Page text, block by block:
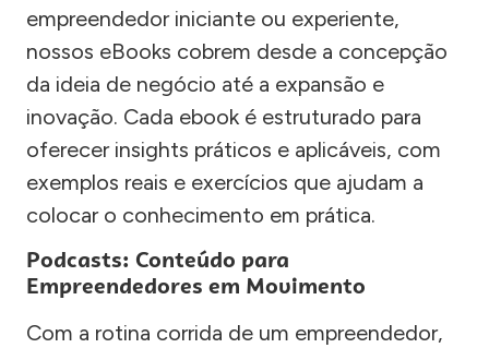
empreendedor iniciante ou experiente,
nossos eBooks cobrem desde a concepção
da ideia de negócio até a expansão e
inovação. Cada ebook é estruturado para
oferecer insights práticos e aplicáveis, com
exemplos reais e exercícios que ajudam a
colocar o conhecimento em prática.
Podcasts: Conteúdo para
Empreendedores em Movimento
Com a rotina corrida de um empreendedor,